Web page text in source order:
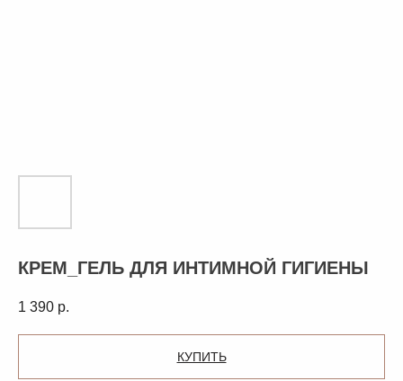
КРЕМ_ГЕЛЬ ДЛЯ ИНТИМНОЙ ГИГИЕНЫ
1 390 р.
КУПИТЬ